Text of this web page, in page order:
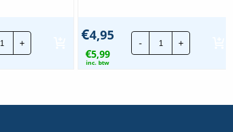
ETI
Meszekering
|
+ €4,95
€5,99
inc. btw
-
Diazed
DIII
zekering
+